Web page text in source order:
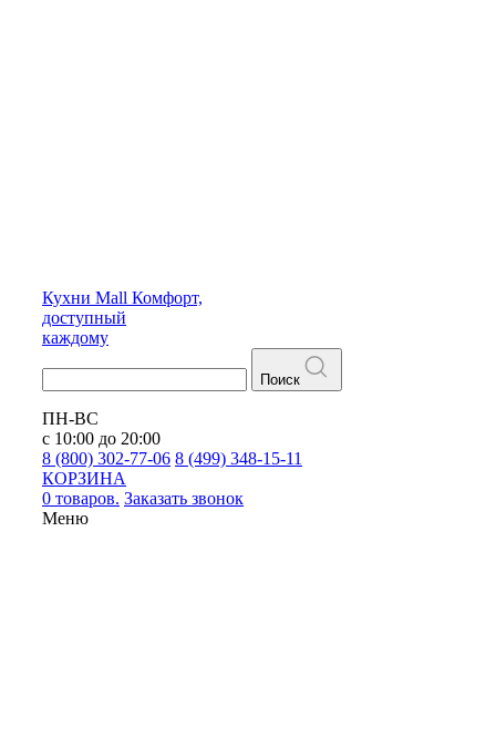
Кухни Mall Комфорт,
доступный
каждому
Поиск
ПН-ВС
с 10:00 до 20:00
8 (800) 302-77-06 8 (499) 348-15-11
КОРЗИНА
0 товаров. Заказать звонок
Меню